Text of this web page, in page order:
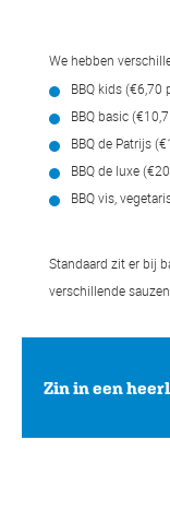
We hebben
BBQ kids (€6,70
BBQ basic
BBQ de Patrijs
BBQ de luxe
BBQ vis,
Standaard zit er bij
verschillende
Zin in een